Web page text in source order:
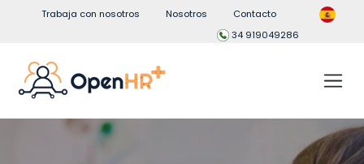
Trabaja con nosotros Nosotros
Contacto
34 919049286